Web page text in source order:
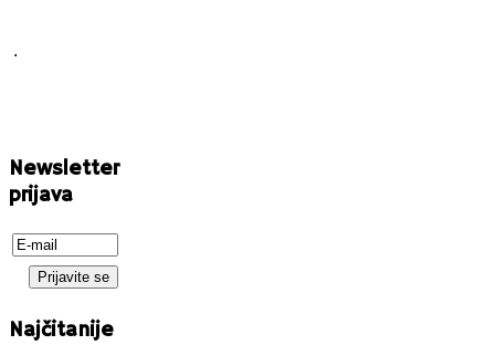
.
Newsletter
prijava
Najčitanije